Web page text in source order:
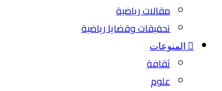
مقالات رياضية
تحقيقات وقضايا رياضية
المنوعات
ثقافة
علوم